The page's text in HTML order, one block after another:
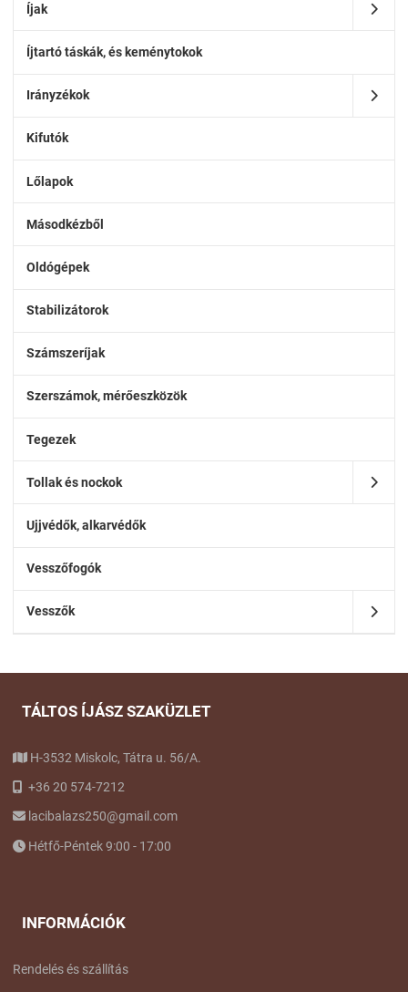
Íjak
Íjtartó táskák, és keménytokok
Irányzékok
Kifutók
Lőlapok
Másodkézből
Oldógépek
Stabilizátorok
Számszeríjak
Szerszámok, mérőeszközök
Tegezek
Tollak és nockok
Ujjvédők, alkarvédők
Vesszőfogók
Vesszők
TÁLTOS ÍJÁSZ SZAKÜZLET
H-3532 Miskolc, Tátra u. 56/A.
+36 20 574-7212
lacibalazs250@gmail.com
Hétfő-Péntek 9:00 - 17:00
INFORMÁCIÓK
Rendelés és szállítás